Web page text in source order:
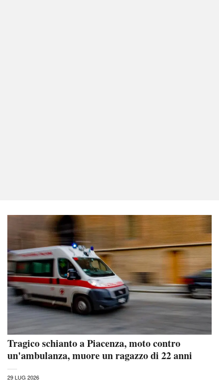
Tragico schianto a Piacenza, moto contro
un'ambulanza, muore un ragazzo di 22 anni
29 LUG 2026